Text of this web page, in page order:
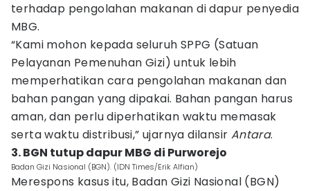
terhadap pengolahan makanan di dapur penyedia
MBG.
“Kami mohon kepada seluruh SPPG (Satuan
Pelayanan Pemenuhan Gizi) untuk lebih
memperhatikan cara pengolahan makanan dan
bahan pangan yang dipakai. Bahan pangan harus
aman, dan perlu diperhatikan waktu memasak
serta waktu distribusi,” ujarnya dilansir Antara.
3. BGN tutup dapur MBG di Purworejo
Badan Gizi Nasional (BGN). (IDN Times/Erik Alfian)
Merespons kasus itu, Badan Gizi Nasional (BGN)